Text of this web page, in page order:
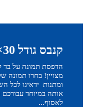
קנבס גודל 30×20 ס״מ מגיע זוגי
הדפסת תמונה על בד
מצויין! בחרו תמונה
ומתנות ידאיגו לכל
אותה במיוחד עבורכם
לאסוף...